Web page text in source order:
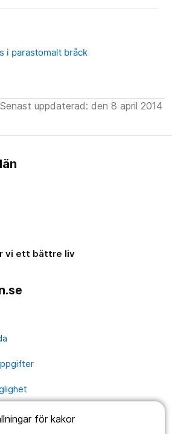
för kakor
i parastomalt bråck
Senast uppdaterad: den 8 april 2014
vi ett bättre liv